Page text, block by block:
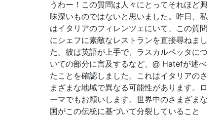
うわー！この質問は人々にとってそれほど興
味深いものではないと思いました。昨日、私
はイタリアのフィレンツェにいて、この質問
にシェフに素敵なレストランを直接尋ねまし
た。彼は英語が上手で、ラスカルペッタにつ
いての部分に言及するなど、@ Hatefが述べ
たことを確認しました。これはイタリアのさ
まざまな地域で異なる可能性があります。ロ
ーマでもお願いします。世界中のさまざまな
国がこの伝統に基づいて分裂していること